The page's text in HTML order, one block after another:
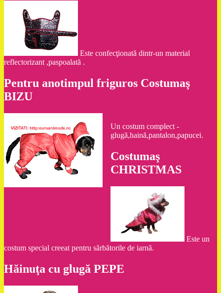
Este confecţionată dintr-un material
reflectorizant ,paspoalată .
Pentru anotimpul friguros Costumaş
BIZU
Un costum complect -
glugă,haină,pantalon,papucei.
Costumaş
CHRISTMAS
Este un
costum special creeat pentru sărbătorile de iarnă.
Hăinuţa cu glugă PEPE